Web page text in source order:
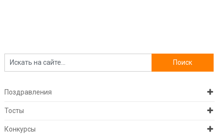
Поздравления
Тосты
Конкурсы